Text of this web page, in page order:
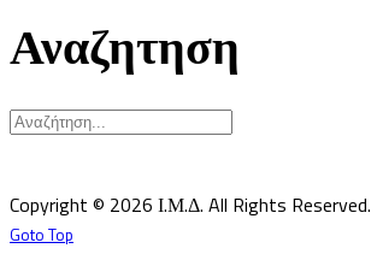
Αναζητηση
Copyright © 2026 Ι.Μ.Δ. All Rights Reserved.
Goto Top